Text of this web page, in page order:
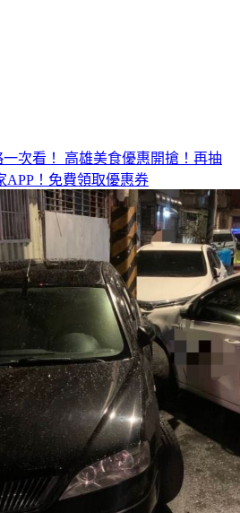
次看！ 高雄美食優惠開搶！再抽
APP！免費領取優惠券